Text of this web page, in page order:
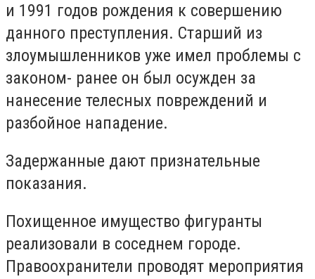
и 1991 годов рождения к совершению
данного преступления. Старший из
злоумышленников уже имел проблемы с
законом- ранее он был осужден за
нанесение телесных повреждений и
разбойное нападение.
Задержанные дают признательные
показания.
Похищенное имущество фигуранты
реализовали в соседнем городе.
Правоохранители проводят мероприятия